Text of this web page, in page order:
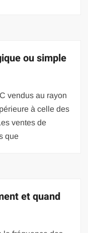
ou simple
vendus au rayon
à celle des
ventes de
que
et quand